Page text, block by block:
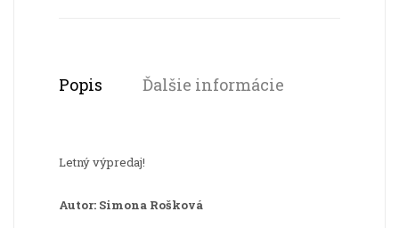
Popis Ďalšie informácie
Letný výpredaj!
Autor: Simona Rošková